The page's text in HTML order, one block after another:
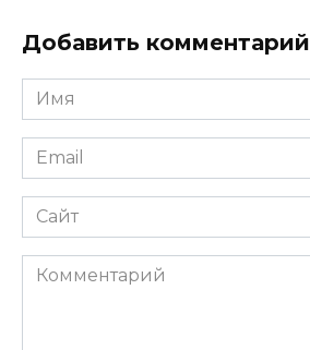
Добавить комментарий
Имя
Email
Сайт
Комментарий